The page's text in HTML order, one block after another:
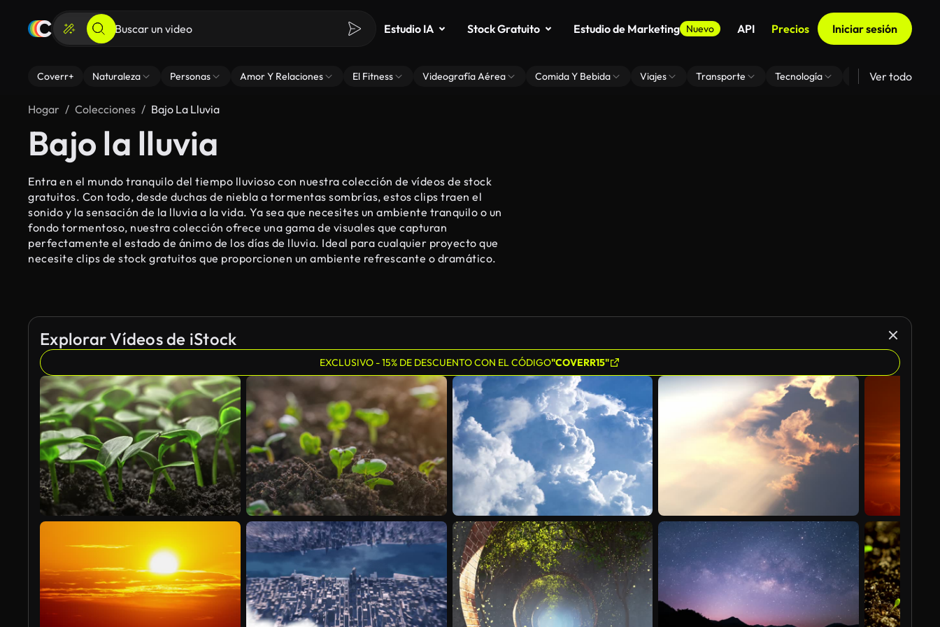
Estudio IA Stock Gratuito Estudio de Marketing Nuevo API Precios Iniciar sesión
Coverr+ Naturaleza Personas Amor Y Relaciones El Fitness Videografía Aérea Comida Y Bebida Viajes Transporte Tecnología Zoom De Fondo
Ver todo
Hogar Colecciones Bajo La Lluvia
Bajo la lluvia
Entra en el mundo tranquilo del tiempo lluvioso con nuestra colección de vídeos de stock
gratuitos. Con todo, desde duchas de niebla a tormentas sombrías, estos clips traen el
sonido y la sensación de la lluvia a la vida. Ya sea que necesites un ambiente tranquilo o un
fondo tormentoso, nuestra colección ofrece una gama de visuales que capturan
perfectamente el estado de ánimo de los días de lluvia. Ideal para cualquier proyecto que
necesite clips de stock gratuitos que proporcionen un ambiente refrescante o dramático.
Explorar Vídeos de iStock
EXCLUSIVO - 15% DE DESCUENTO CON EL CÓDIGO"COVERR15"